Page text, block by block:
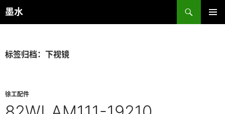
跳
至
墨水
搜
索
标签归档：下视镜
徐工配件